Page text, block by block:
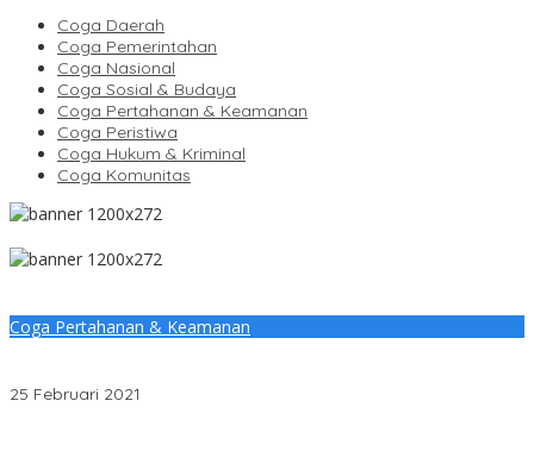
Coga Daerah
Coga Pemerintahan
Coga Nasional
Coga Sosial & Budaya
Coga Pertahanan & Keamanan
Coga Peristiwa
Coga Hukum & Kriminal
Coga Komunitas
Coga Pertahanan & Keamanan
25 Februari 2021